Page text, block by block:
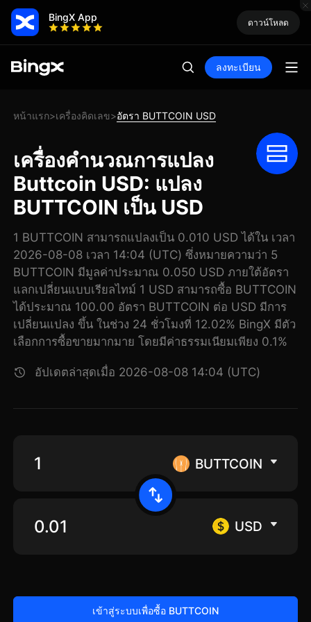
BingX App ดาวน์โหลด
ลงทะเบียน
หน้าแรก>เครื่องคิดเลข>อัตรา BUTTCOIN USD
เครื่องคำนวณการแปลง
Buttcoin USD: แปลง
BUTTCOIN เป็น USD
1 BUTTCOIN สามารถแปลงเป็น 0.010 USD ได้ใน เวลา
2026-08-08 เวลา 14:04 (UTC) ซึ่งหมายความว่า 5
BUTTCOIN มีมูลค่าประมาณ 0.050 USD ภายใต้อัตรา
แลกเปลี่ยนแบบเรียลไทม์ 1 USD สามารถซื้อ BUTTCOIN
ได้ประมาณ 100.00 อัตรา BUTTCOIN ต่อ USD มีการ
เปลี่ยนแปลง ขึ้น ในช่วง 24 ชั่วโมงที่ 12.02% BingX มีตัว
เลือกการซื้อขายมากมาย โดยมีค่าธรรมเนียมเพียง 0.1%
อัปเดตล่าสุดเมื่อ 2026-08-08 14:04 (UTC)
BUTTCOIN
USD
เข้าสู่ระบบเพื่อซื้อ BUTTCOIN